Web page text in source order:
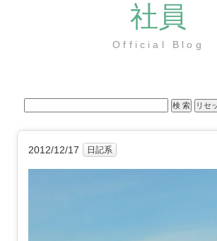
社員
Official Blog
2012/12/17 日記系